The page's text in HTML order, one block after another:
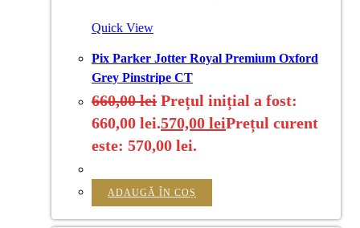
Quick View
Pix Parker Jotter Royal Premium Oxford
Grey Pinstripe CT
660,00lei Prețul inițial a fost:
660,00 lei.570,00 leiPrețul curent
este: 570,00 lei.
ADAUGĂ ÎN COȘ